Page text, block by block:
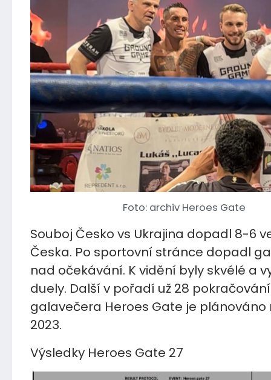
Foto: archiv Heroes Gate
Souboj Česko vs Ukrajina dopadl 8-6
Česka. Po sportovní stránce dopadl
nad očekávání. K vidění byly skvélé a
duely. Další v pořadí už 28 pokračování
galavečera Heroes Gate je
2023.
Výsledky Heroes Gate 27